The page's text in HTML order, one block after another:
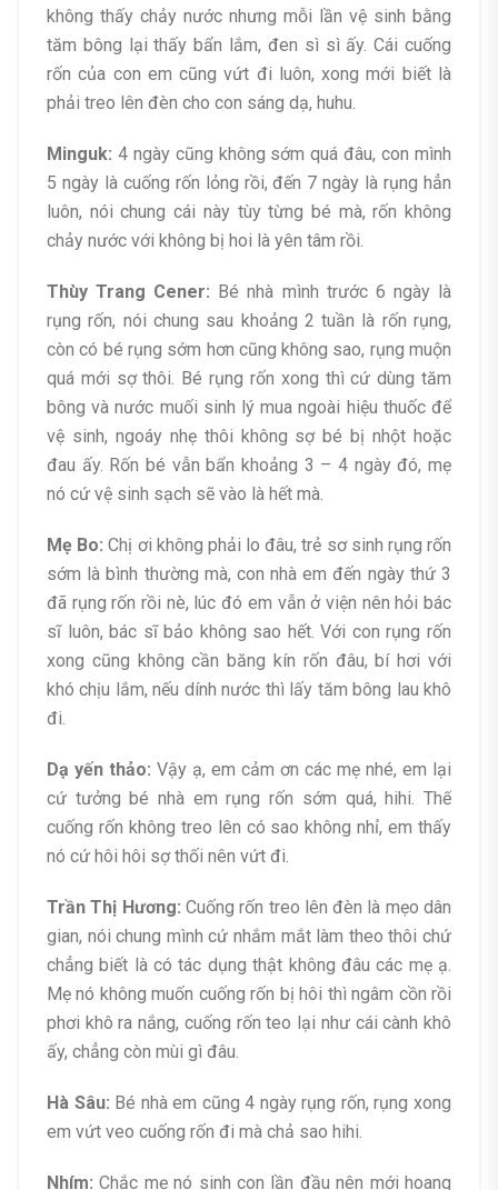
không thấy chảy nước nhưng mỗi lần vệ sinh bằng
tăm bông lại thấy bẩn lắm, đen sì sì ấy. Cái cuống
rốn của con em cũng vứt đi luôn, xong mới biết là
phải treo lên đèn cho con sáng dạ, huhu.
Minguk: 4 ngày cũng không sớm quá đâu, con mình
5 ngày là cuống rốn lỏng rồi, đến 7 ngày là rụng hẳn
luôn, nói chung cái này tùy từng bé mà, rốn không
chảy nước với không bị hoi là yên tâm rồi.
Thùy Trang Cener: Bé nhà mình trước 6 ngày là
rụng rốn, nói chung sau khoảng 2 tuần là rốn rụng,
còn có bé rụng sớm hơn cũng không sao, rụng muộn
quá mới sợ thôi. Bé rụng rốn xong thì cứ dùng tăm
bông và nước muối sinh lý mua ngoài hiệu thuốc để
vệ sinh, ngoáy nhẹ thôi không sợ bé bị nhột hoặc
đau ấy. Rốn bé vẫn bẩn khoảng 3 – 4 ngày đó, mẹ
nó cứ vệ sinh sạch sẽ vào là hết mà.
Mẹ Bo: Chị ơi không phải lo đâu, trẻ sơ sinh rụng rốn
sớm là bình thường mà, con nhà em đến ngày thứ 3
đã rụng rốn rồi nè, lúc đó em vẫn ở viện nên hỏi bác
sĩ luôn, bác sĩ bảo không sao hết. Với con rụng rốn
xong cũng không cần băng kín rốn đâu, bí hơi với
khó chịu lắm, nếu dính nước thì lấy tăm bông lau khô
đi.
Dạ yến thảo: Vậy ạ, em cảm ơn các mẹ nhé, em lại
cứ tưởng bé nhà em rụng rốn sớm quá, hihi. Thế
cuống rốn không treo lên có sao không nhỉ, em thấy
nó cứ hôi hôi sợ thối nên vứt đi.
Trần Thị Hương: Cuống rốn treo lên đèn là mẹo dân
gian, nói chung mình cứ nhắm mắt làm theo thôi chứ
chẳng biết là có tác dụng thật không đâu các mẹ ạ.
Mẹ nó không muốn cuống rốn bị hôi thì ngâm cồn rồi
phơi khô ra nắng, cuống rốn teo lại như cái cành khô
ấy, chẳng còn mùi gì đâu.
Hà Sâu: Bé nhà em cũng 4 ngày rụng rốn, rụng xong
em vứt veo cuống rốn đi mà chả sao hihi.
Nhím: Chắc mẹ nó sinh con lần đầu nên mới hoang